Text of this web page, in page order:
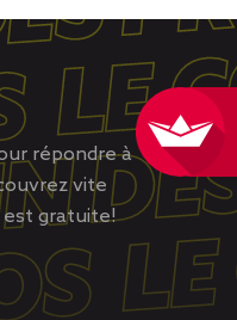
répondre à
vite
est gratuite!